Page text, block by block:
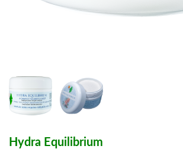
Hydra Equilibrium